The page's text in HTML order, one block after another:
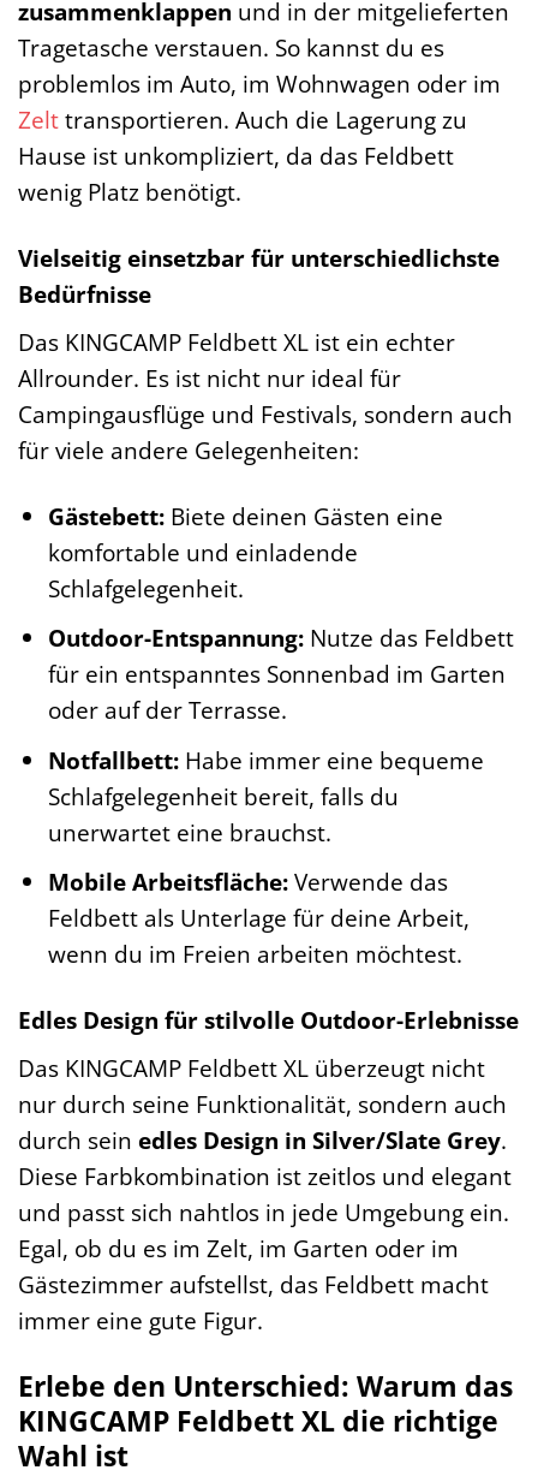
zusammenklappen und in der mitgelieferten
Tragetasche verstauen. So kannst du es
problemlos im Auto, im Wohnwagen oder im
Zelttransportieren. Auch die Lagerung zu
Hause ist unkompliziert, da das Feldbett
wenig Platz benötigt.
Vielseitig einsetzbar für unterschiedlichste
Bedürfnisse
Das KINGCAMP Feldbett XL ist ein echter
Allrounder. Es ist nicht nur ideal für
Campingausflüge und Festivals, sondern auch
für viele andere Gelegenheiten:
Gästebett:Biete deinen Gästen eine
komfortable und einladende
Schlafgelegenheit.
Outdoor-Entspannung:Nutze das Feldbett
für ein entspanntes Sonnenbad im Garten
oder auf der Terrasse.
Notfallbett:Habe immer eine bequeme
Schlafgelegenheit bereit, falls du
unerwartet eine brauchst.
Mobile Arbeitsfläche:Verwende das
Feldbett als Unterlage für deine Arbeit,
wenn du im Freien arbeiten möchtest.
Edles Design für stilvolle Outdoor-Erlebnisse
Das KINGCAMP Feldbett XL überzeugt nicht
nur durch seine Funktionalität, sondern auch
durch sein edles Design in Silver/Slate Grey.
Diese Farbkombination ist zeitlos und elegant
und passt sich nahtlos in jede Umgebung ein.
Egal, ob du es im Zelt, im Garten oder im
Gästezimmer aufstellst, das Feldbett macht
immer eine gute Figur.
Erlebe den Unterschied: Warum das
KINGCAMP Feldbett XL die richtige
Wahl ist